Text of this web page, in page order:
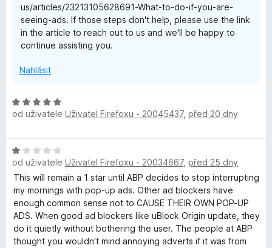
us/articles/23213105628691-What-to-do-if-you-are-
seeing-ads. If those steps don't help, please use the link
in the article to reach out to us and we'll be happy to
continue assisting you.
Nahlásit
H
o
o
c
e
n
:
5
z
od uživatele Uživatel Firefoxu - 20045437, před 20 dny
H
o
d
n
o
c
e
n
od uživatele Uživatel Firefoxu - 20034667, před 25 dny
This will remain a 1 star until ABP decides to stop interrupting
my mornings with pop-up ads. Other ad blockers have
enough common sense not to CAUSE THEIR OWN POP-UP
ADS. When good ad blockers like uBlock Origin update, they
do it quietly without bothering the user. The people at ABP
thought you wouldn't mind annoying adverts if it was from